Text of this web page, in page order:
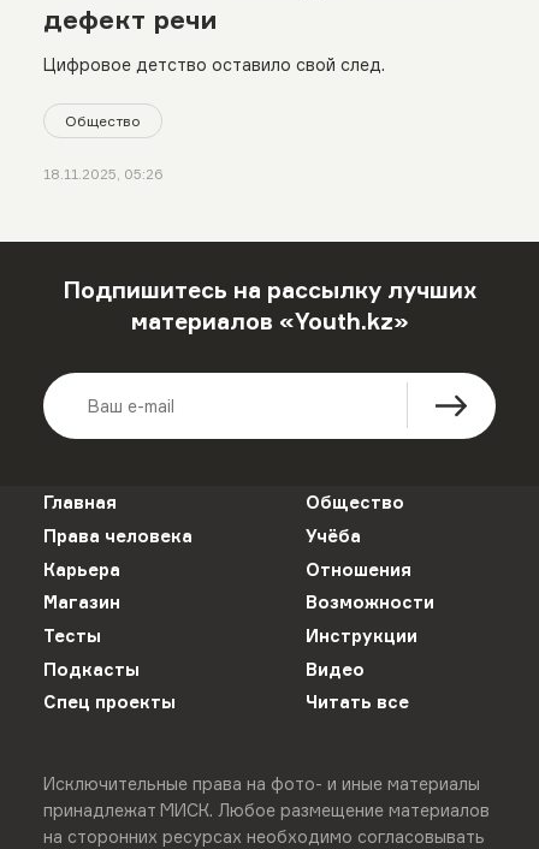
дефект речи
Цифровое детство оставило свой след.
Общество
18.11.2025, 05:26
Подпишитесь на рассылку лучших
материалов «Youth.kz»
Главная
Общество
Права человека
Учёба
Карьера
Отношения
Магазин
Возможности
Тесты
Инструкции
Подкасты
Видео
Спец проекты
Читать все
Исключительные права на фото- и иные материалы
принадлежат МИСК. Любое размещение материалов
на сторонних ресурсах необходимо согласовывать